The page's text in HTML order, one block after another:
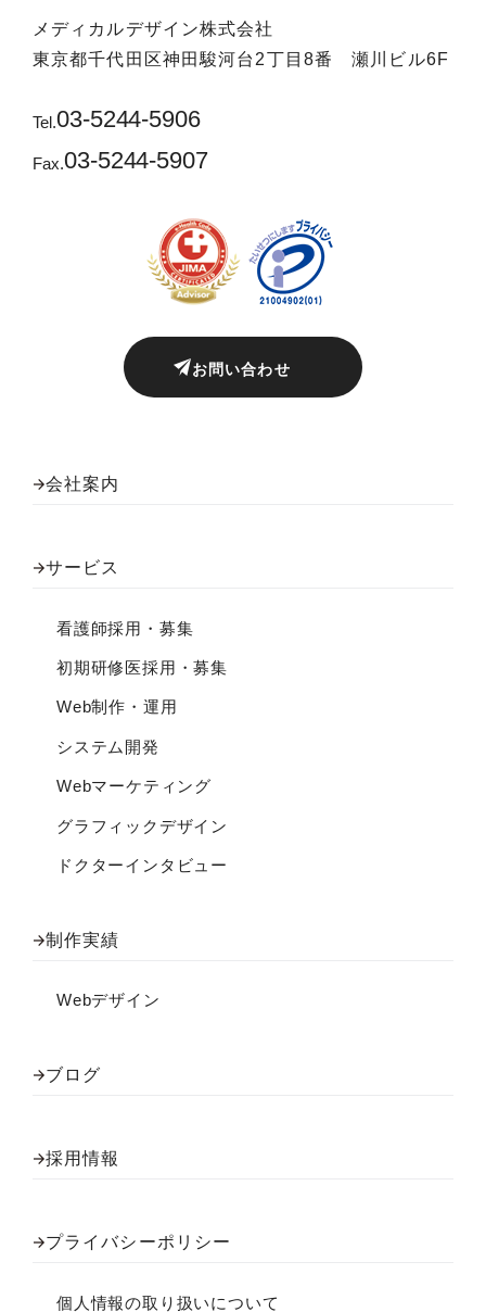
メディカルデザイン株式会社
東京都千代田区神田駿河台2丁目8番 瀬川ビル6F
Tel.03-5244-5906
Fax.03-5244-5907
お問い合わせ
会社案内
サービス
看護師採用・募集
初期研修医採用・募集
Web制作・運用
システム開発
Webマーケティング
グラフィックデザイン
ドクターインタビュー
制作実績
Webデザイン
ブログ
採用情報
プライバシーポリシー
個人情報の取り扱いについて